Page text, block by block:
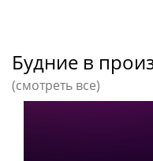
Будние в
(смотреть все)